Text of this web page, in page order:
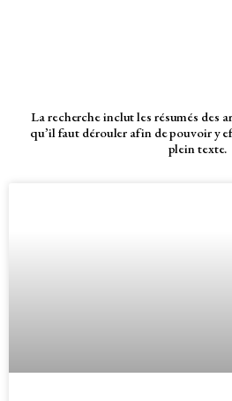
La recherche inclut les résumés des
qu’il faut dérouler afin de pouvoir y
plein texte.